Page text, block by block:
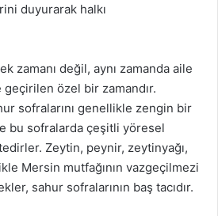
duyurarak halkı
zamanı değil, aynı zamanda aile
özel bir zamandır.
sofralarını genellikle zengin bir
bu sofralarda çeşitli yöresel
Zeytin, peynir, zeytinyağı,
Mersin mutfağının vazgeçilmezi
sahur sofralarının baş tacıdır.